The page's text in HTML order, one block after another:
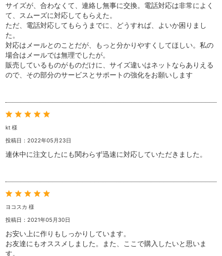
サイズが、合わなくて、連絡し無事に交換。電話対応は非常によく
て、スムーズに対応してもらえた。
ただ、電話対応してもらうまでに、どうすれば、よいか困りまし
た。
対応はメールとのことだが、もっと分かりやすくしてほしい。私の
場合はメールでは無理でしたが。
販売しているものがものだけに、サイズ違いはネットならありえる
ので、その部分のサービスとサポートの強化をお願いします
kt 様
投稿日：2022年05月23日
連休中に注文したにも関わらず迅速に対応していただきました。
ヨコスカ 様
投稿日：2021年05月30日
お安い上に作りもしっかりしています。
お友達にもオススメしました。また、ここで購入したいと思いま
す。